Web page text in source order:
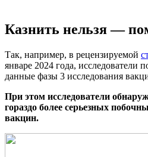
Казнить нельзя —
Так, например, в рецензируемой
январе 2024 года, исследователи
данные фазы 3 исследования
При этом исследователи
гораздо более серьезных
вакцин.